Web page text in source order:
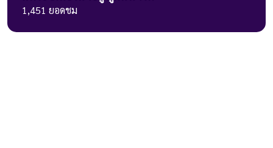
1,451 ยอดชม